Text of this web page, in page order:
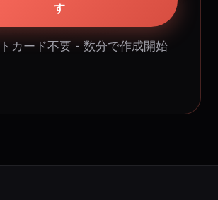
す
カード不要 - 数分で作成開始